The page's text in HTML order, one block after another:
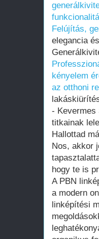
Felújítás,
elegancia
kényelem
az otthoni
- Kevermes
titkainak
Hallottad
Nos, akkor
hogy te is
A PBN
a modern
linképítési